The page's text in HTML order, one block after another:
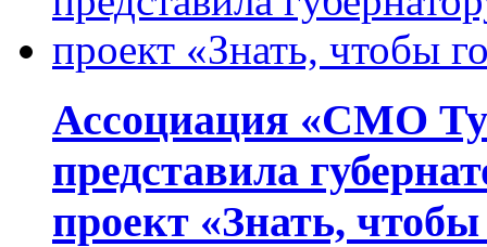
Ассоциация «СМО
представила
проект «Знать,